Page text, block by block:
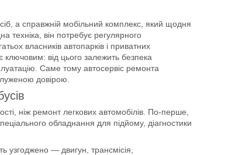
а справжній мобільний комплекс, який щодня
техніка, він потребує регулярного
власників автопарків і приватних
ключовим: від цього залежить безпека
Саме тому автосервіс ремонта
довірою.
ніж ремонт легкових автомобілів. По-перше,
обладнання для підйому, діагностики
узгоджено — двигун, трансмісія,